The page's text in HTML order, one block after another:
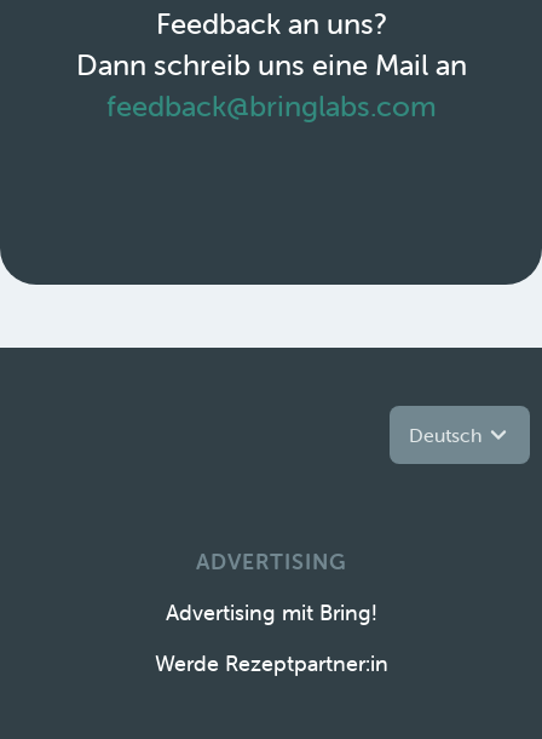
Feedback an uns?
Dann schreib uns eine Mail an
feedback@bringlabs.com
Deutsch
ADVERTISING
Advertising mit Bring!
Werde Rezeptpartner:in